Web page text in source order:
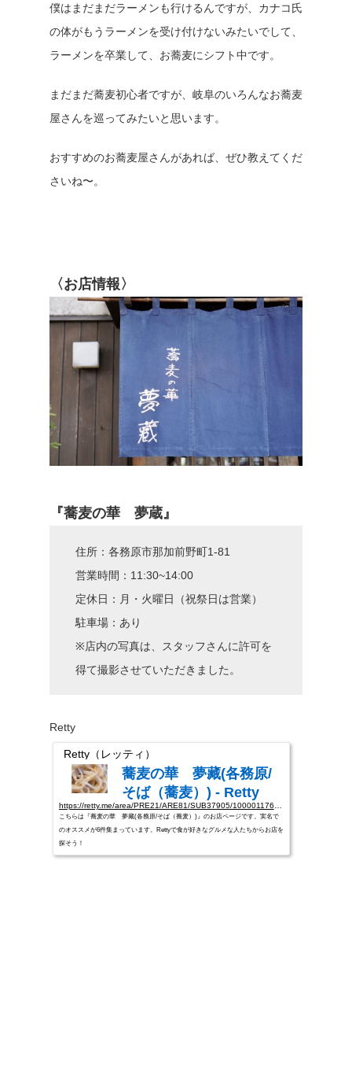
僕はまだまだラーメンも行けるんですが、カナコ氏
の体がもうラーメンを受け付けないみたいでして、
ラーメンを卒業して、お蕎麦にシフト中です。
まだまだ蕎麦初心者ですが、岐阜のいろんなお蕎麦
屋さんを巡ってみたいと思います。
おすすめのお蕎麦屋さんがあれば、ぜひ教えてくだ
さいね〜。
〈お店情報〉
『蕎麦の華 夢蔵』
住所：各務原市那加前野町1-81
営業時間：11:30~14:00
定休日：月・火曜日（祝祭日は営業）
駐車場：あり
※店内の写真は、スタッフさんに許可を
得て撮影させていただきました。
Retty
Retty（レッティ）
蕎麦の華 夢藏(各務原/
そば（蕎麦）) - Retty
こちらは『蕎麦の華 夢藏(各務原/そば（蕎麦）)』のお店ページです。実名で
のオススメが6件集まっています。Rettyで食が好きなグルメな人たちからお店を
探そう！